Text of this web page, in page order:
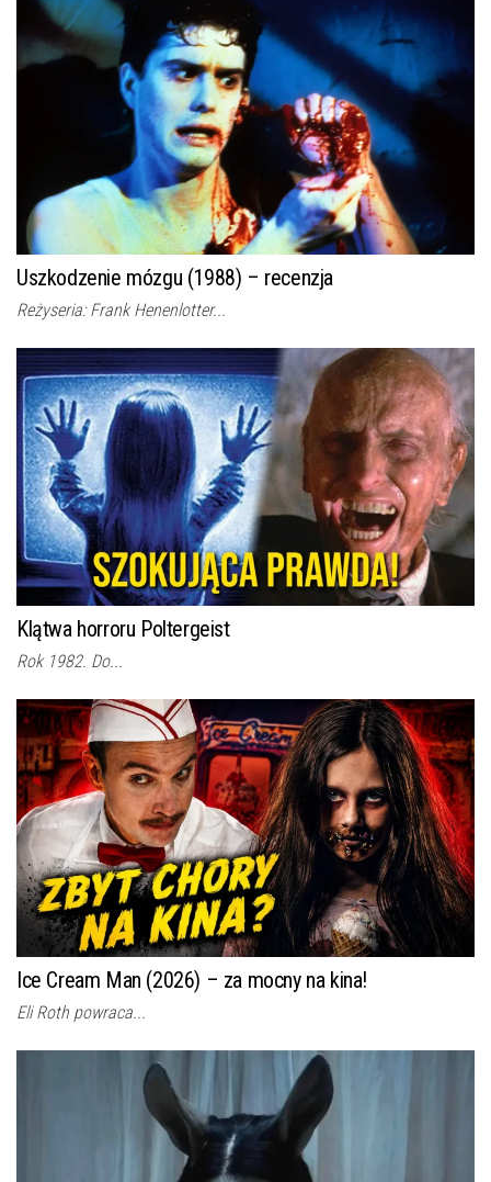
Uszkodzenie mózgu (1988) – recenzja
Reżyseria: Frank Henenlotter...
Klątwa horroru Poltergeist
Rok 1982. Do...
Ice Cream Man (2026) – za mocny na kina!
Eli Roth powraca...